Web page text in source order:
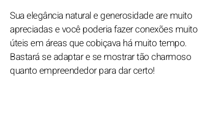
Sua elegância natural e generosidade are muito
apreciadas e você poderia fazer conexões muito
úteis em áreas que cobiçava há muito tempo.
Bastará se adaptar e se mostrar tão charmoso
quanto empreendedor para dar certo!